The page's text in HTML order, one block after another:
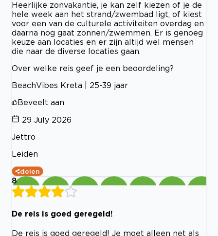
Heerlijke zonvakantie, je kan zelf kiezen of je de
hele week aan het strand/zwembad ligt, of kiest
voor een van de culturele activiteiten overdag en
daarna nog gaat zonnen/zwemmen. Er is genoeg
keuze aan locaties en er zijn altijd wel mensen
die naar de diverse locaties gaan.
Over welke reis geef je een beoordeling?
BeachVibes Kreta | 25-39 jaar
Beveelt aan
29 July 2026
Jettro
Leiden
delen
8
De reis is goed geregeld!
De reis is goed geregeld! Je moet alleen net als